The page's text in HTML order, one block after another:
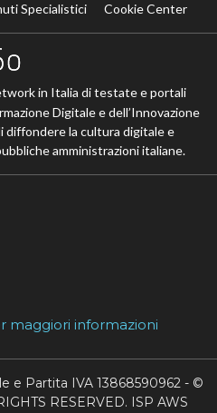
Specialistici
Cookie Center
in Italia di testate e portali
Digitale e dell’Innovazione
diffondere la cultura digitale e
amministrazioni italiane.
maggiori informazioni
e Partita IVA 13868590962 - ©
RESERVED. ISP AWS